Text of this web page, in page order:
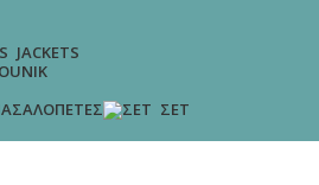
JACKETS
ΣΑΛΟΠΈΤΕΣ ΣΕΤ